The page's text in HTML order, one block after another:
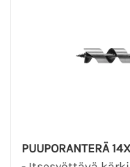
PUUPORANTERÄ